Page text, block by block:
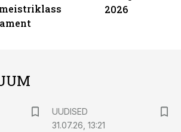
2026
UUDISED
31.07.26, 13:21